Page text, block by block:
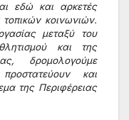
εδώ και αρκετές
κοινωνιών.
μεταξύ του
και της
δρομολογούμε
και
της Περιφέρειας